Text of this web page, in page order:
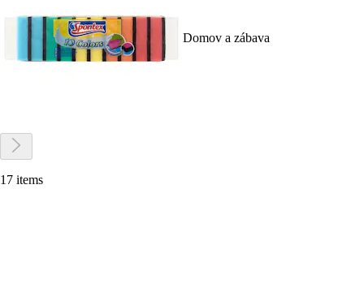
Domov a zábava
17 items